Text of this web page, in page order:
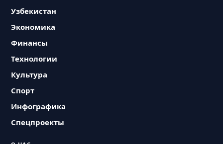
Узбекистан
Экономика
Финансы
Технологии
Культура
Спорт
Инфографика
Спецпроекты